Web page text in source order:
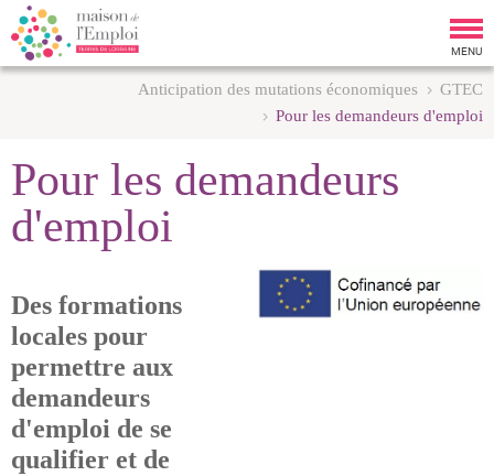
MENU
Anticipation des mutations économiques
GTEC
Pour les demandeurs d'emploi
Pour les demandeurs
d'emploi
Des formations
locales pour
permettre aux
demandeurs
d'emploi de se
qualifier et de